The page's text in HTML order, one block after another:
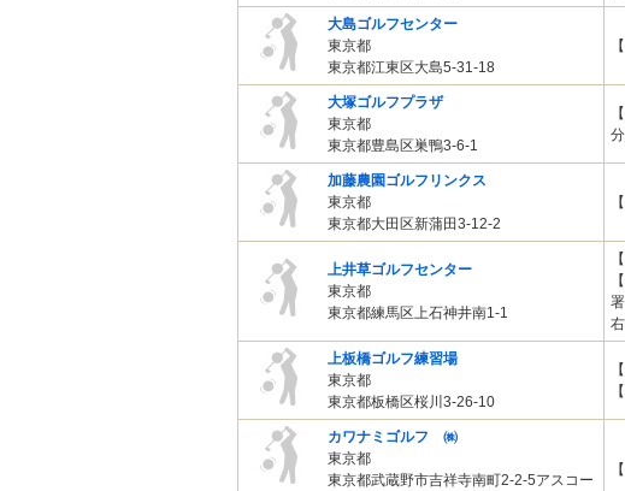
大島ゴルフセンター
東京都
東京都江東区大島5-31-18
大塚ゴルフプラザ
東京都
東京都豊島区巣鴨3-6-1
分
加藤農園ゴルフリンクス
東京都
東京都大田区新蒲田3-12-2
上井草ゴルフセンター
東京都
東京都練馬区上石神井南1-1
上板橋ゴルフ練習場
東京都
東京都板橋区桜川3-26-10
カワナミゴルフ ㈱
東京都
東京都武蔵野市吉祥寺南町2-2-5アスコー